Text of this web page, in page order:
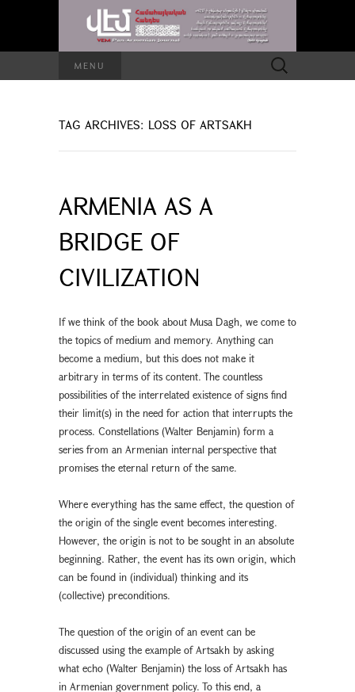
MENU
Search
for:
TAG ARCHIVES: LOSS OF ARTSAKH
ARMENIA AS A
BRIDGE OF
CIVILIZATION
If we think of the book about Musa Dagh, we come to
the topics of medium and memory. Anything can
become a medium, but this does not make it
arbitrary in terms of its content. The countless
possibilities of the interrelated existence of signs find
their limit(s) in the need for action that interrupts the
process. Constellations (Walter Benjamin) form a
series from an Armenian internal perspective that
promises the eternal return of the same.
Where everything has the same effect, the question of
the origin of the single event becomes interesting.
However, the origin is not to be sought in an absolute
beginning. Rather, the event has its own origin, which
can be found in (individual) thinking and its
(collective) preconditions.
The question of the origin of an event can be
discussed using the example of Artsakh by asking
what echo (Walter Benjamin) the loss of Artsakh has
in Armenian government policy. To this end, a